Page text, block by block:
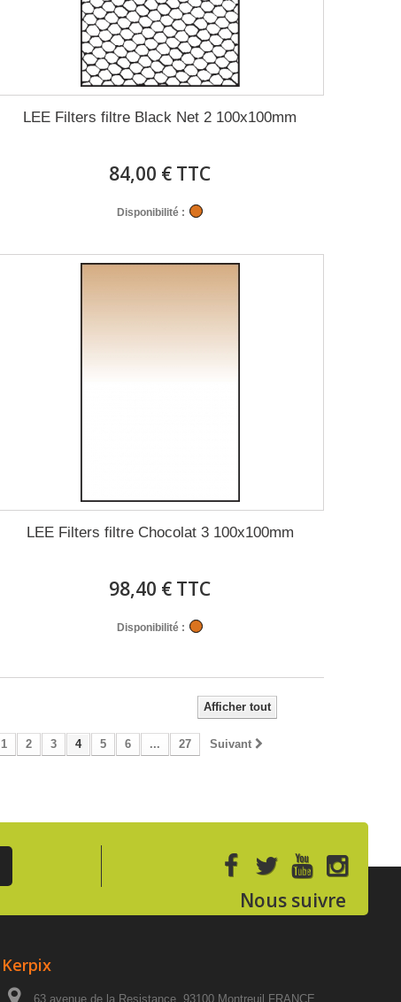
LEE Filters filtre Black Net 2 100x100mm
84,00 € TTC
Disponibilité :
LEE Filters filtre Chocolat 3 100x100mm
98,40 € TTC
Disponibilité :
Afficher tout
1 2 3 4 5 6 ... 27 Suivant
Nous suivre
Kerpix
63 avenue de la Resistance, 93100 Montreuil FRANCE